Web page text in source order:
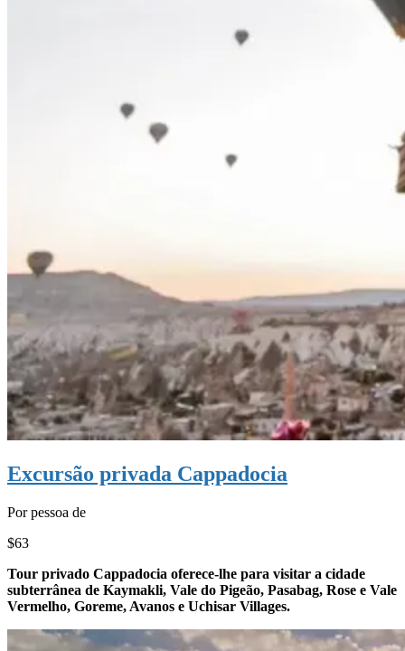
Excursão privada Cappadocia
Por pessoa de
$63
Tour privado Cappadocia oferece-lhe para visitar a cidade
subterrânea de Kaymakli, Vale do Pigeão, Pasabag, Rose e Vale
Vermelho, Goreme, Avanos e Uchisar Villages.